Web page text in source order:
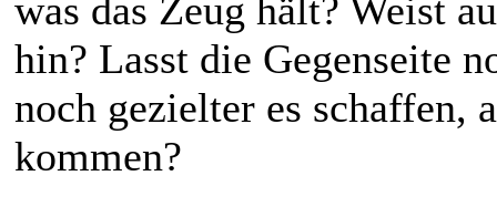
was das Zeug hält? Weist
hin? Lasst die Gegenseite
noch gezielter es schaffen,
kommen?